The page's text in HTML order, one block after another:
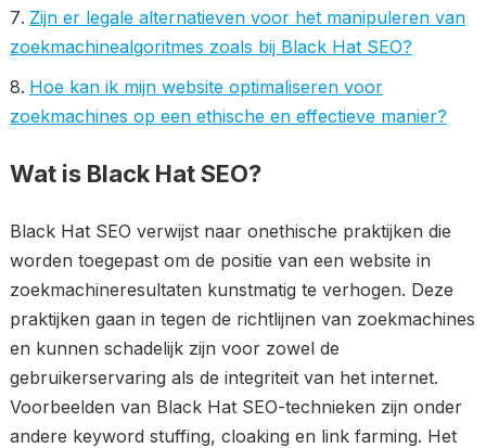
Zijn er legale alternatieven voor het manipuleren van
zoekmachinealgoritmes zoals bij Black Hat SEO?
Hoe kan ik mijn website optimaliseren voor
zoekmachines op een ethische en effectieve manier?
Wat is Black Hat SEO?
Black Hat SEO verwijst naar onethische praktijken die
worden toegepast om de positie van een website in
zoekmachineresultaten kunstmatig te verhogen. Deze
praktijken gaan in tegen de richtlijnen van zoekmachines
en kunnen schadelijk zijn voor zowel de
gebruikerservaring als de integriteit van het internet.
Voorbeelden van Black Hat SEO-technieken zijn onder
andere keyword stuffing, cloaking en link farming. Het